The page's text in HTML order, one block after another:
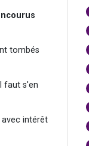
tombés
faut s'en
avec intérêt